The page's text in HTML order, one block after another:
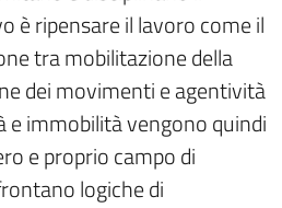
è ripensare il lavoro come il
tra mobilitazione della
dei movimenti e agentività
e immobilità vengono quindi
e proprio campo di
logiche di